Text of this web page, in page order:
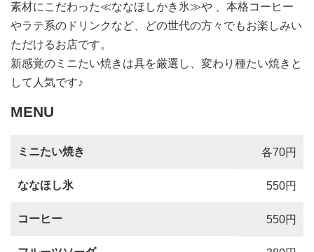
素材にこだわった≪ななほしかき氷≫や 、本格コーヒー
やラテ系のドリンクなど、どの世代の方々でもお楽しみい
ただけるお店です。
新感覚のミニたい焼きは具を厳選し、変わり種たい焼きと
して人気です♪
MENU
ミニたい焼き 各70円
ななほし氷 550円
コーヒー 550円